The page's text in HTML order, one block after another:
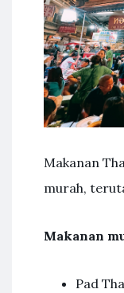
Makanan
murah,
Makanan
Pad